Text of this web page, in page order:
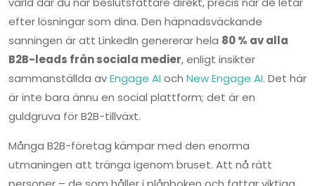
efter lösningar som dina. Den häpnadsväckande
sanningen är att LinkedIn genererar hela 80 % av alla
B2B-leads från sociala medier, enligt insikter
sammanställda avEngage AI och New Engage AI. Det här
är inte bara ännu en social plattform; det är en
guldgruva för B2B-tillväxt.
Många B2B-företag kämpar med den enorma
utmaningen att tränga igenom bruset. Att nå rätt